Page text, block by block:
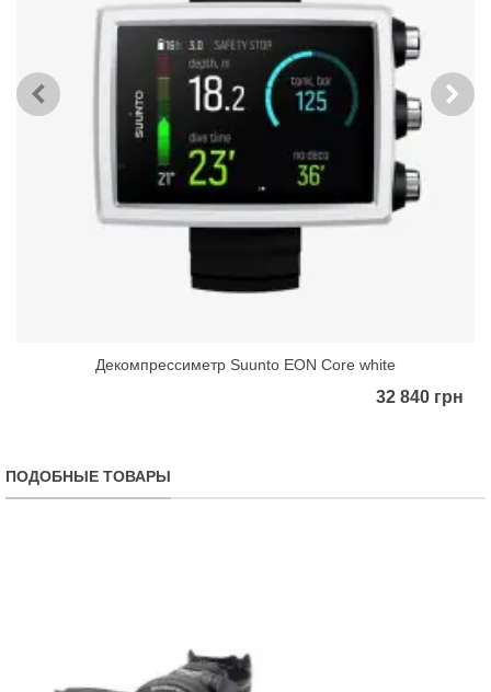
Декомпрессиметр Suunto EON Core white
32 840 грн
ПОДОБНЫЕ ТОВАРЫ